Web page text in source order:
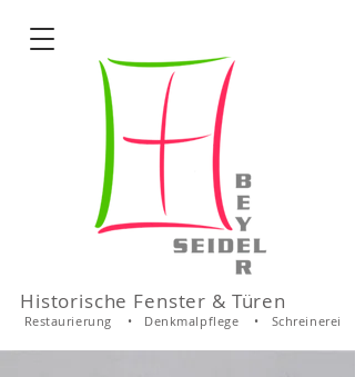
Historische Fenster & Türen
Restaurierung • Denkmalpflege • Schreinerei